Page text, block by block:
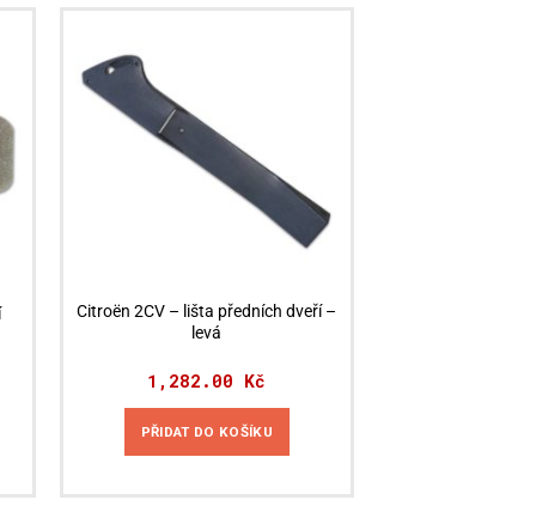
Citroën 2CV – lišta předních dveří –
levá
1,282.00 Kč
PŘIDAT DO KOŠÍKU